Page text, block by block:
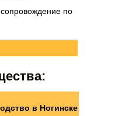
по
в Ногинске